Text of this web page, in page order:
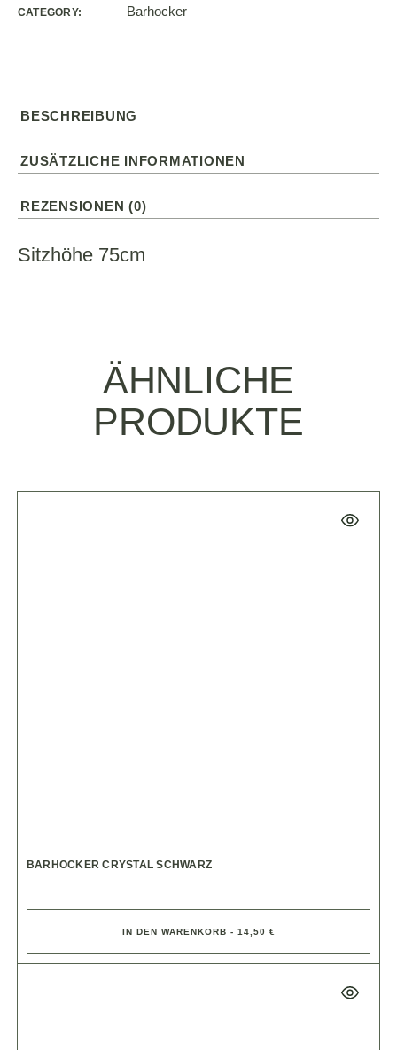
CATEGORY: Barhocker
BESCHREIBUNG
ZUSÄTZLICHE INFORMATIONEN
REZENSIONEN (0)
Sitzhöhe 75cm
ÄHNLICHE
PRODUKTE
BARHOCKER CRYSTAL SCHWARZ
IN DEN WARENKORB - 14,50 €